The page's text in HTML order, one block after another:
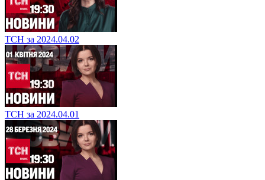
ТСН за 2024.04.02
ТСН за 2024.04.01